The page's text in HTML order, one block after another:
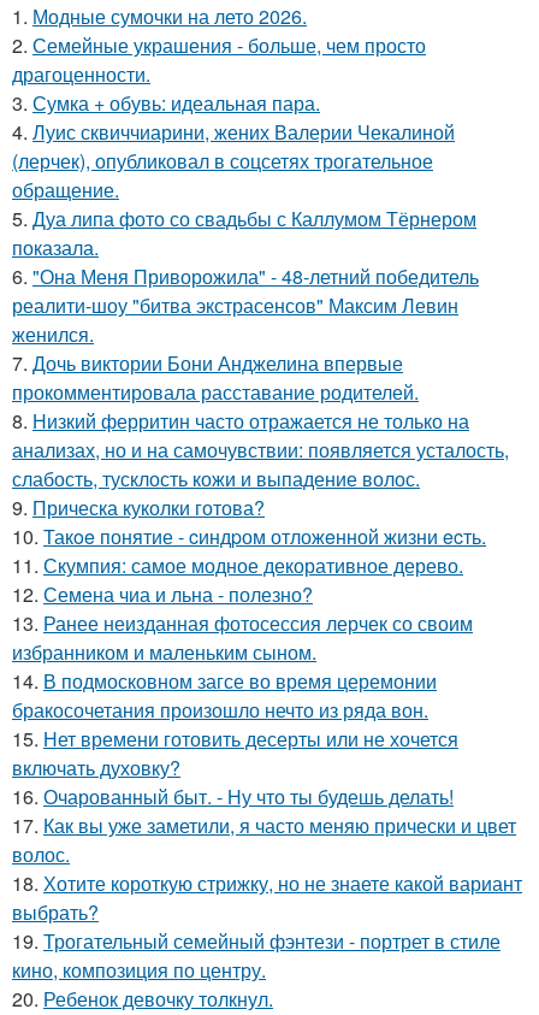
1. Модные сумочки на лето 2026.
2. Семейные украшения - больше, чем просто
драгоценности.
3. Сумка + обувь: идеальная пара.
4. Луис сквиччиарини, жених Валерии Чекалиной
(лерчек), опубликовал в соцсетях трогательное
обращение.
5. Дуа липа фото со свадьбы с Каллумом Тёрнером
показала.
6. "Она Меня Приворожила" - 48-летний победитель
реалити-шоу "битва экстрасенсов" Максим Левин
женился.
7. Дочь виктории Бони Анджелина впервые
прокомментировала расставание родителей.
8. Низкий ферритин часто отражается не только на
анализах, но и на самочувствии: появляется усталость,
слабость, тусклость кожи и выпадение волос.
9. Прическа куколки готова?
10. Такoe понятие - cиндpом отложeнной жизни ecть.
11. Скумпия: самое модное декоративное дерево.
12. Семена чиа и льна - полезно?
13. Ранее неизданная фотосессия лерчек со своим
избранником и маленьким сыном.
14. В подмосковном загсе во время церемонии
бракосочетания произошло нечто из ряда вон.
15. Нет времени готовить десерты или не хочется
включать духовку?
16. Очарованный быт. - Ну что ты будешь делать!
17. Как вы уже заметили, я часто меняю прически и цвет
волос.
18. Хотите короткую стрижку, но не знаете какой вариант
выбрать?
19. Трогательный семейный фэнтези - портрет в стиле
кино, композиция по центру.
20. Ребенок девочку толкнул.